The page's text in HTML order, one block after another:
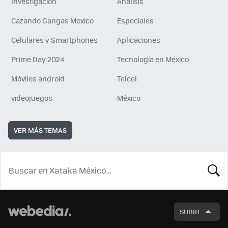
Cazando Gangas Mexico
Especiales
Celulares y Smartphones
Aplicaciones
Prime Day 2024
Tecnología en México
Móviles android
Telcel
videojuegos
México
VER MÁS TEMAS
SUBIR